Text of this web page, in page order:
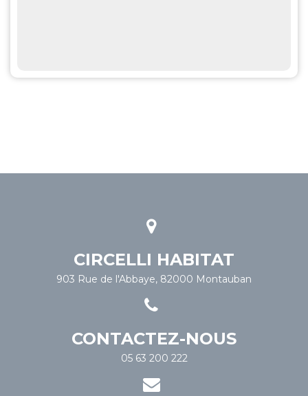
CIRCELLI HABITAT
903 Rue de l'Abbaye, 82000 Montauban
CONTACTEZ-NOUS
05 63 200 222